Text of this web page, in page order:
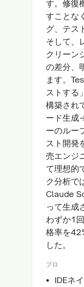
す。修復
すことな
グ、テス
そして、
クリーン
の差分、
ます。
ストする
構築され
ード生
ーのルー
スト開発
売エンジ
て理想的
ク分析で
Claude
って生成
わずか1
格率を
した。
プロ
IDEネ